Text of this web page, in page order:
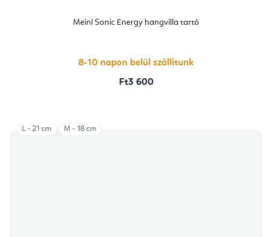
Meinl Sonic Energy hangvilla tartó
8-10 napon belül szállítunk
Ft3 600
L - 21 cm M - 18 cm